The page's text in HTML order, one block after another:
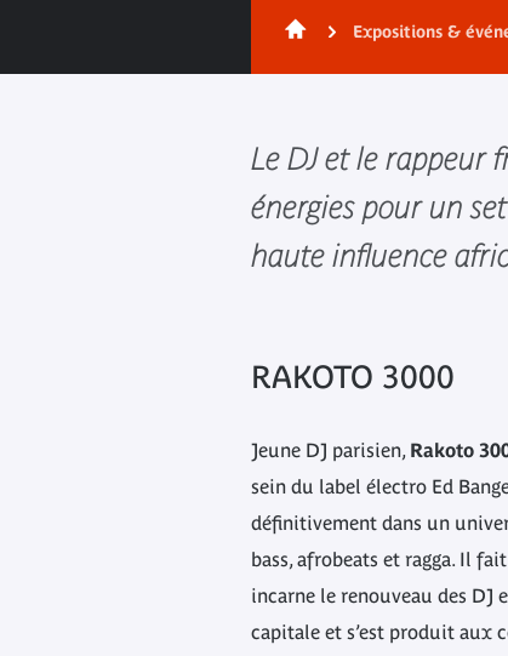
Expositions &
Le DJ et le rappeur
énergies pour un
haute influence
RAKOTO 3000
Jeune DJ parisien, Rakoto
sein du label électro Ed
définitivement dans un
bass, afrobeats et ragga. Il
incarne le renouveau des DJ
capitale et s’est produit aux